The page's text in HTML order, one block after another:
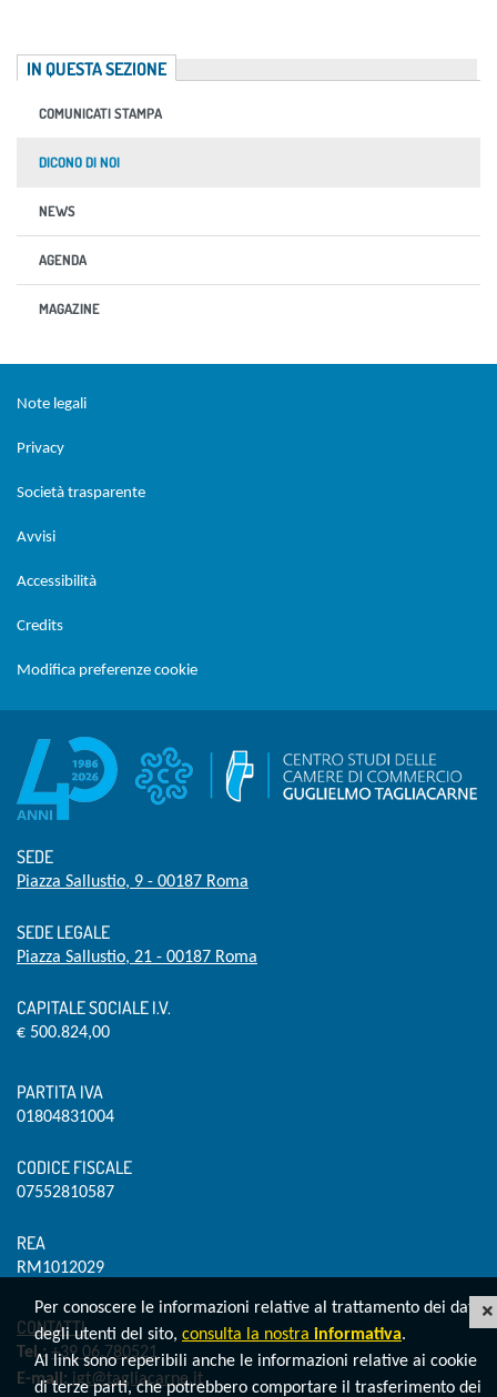
IN QUESTA SEZIONE
COMUNICATI STAMPA
DICONO DI NOI
NEWS
AGENDA
MAGAZINE
Note legali
Privacy
Società trasparente
Avvisi
Accessibilità
Credits
Modifica preferenze cookie
SEDE
Piazza Sallustio, 9 - 00187 Roma
SEDE LEGALE
Piazza Sallustio, 21 - 00187 Roma
CAPITALE SOCIALE I.V.
€ 500.824,00
PARTITA IVA
01804831004
CODICE FISCALE
07552810587
REA
RM1012029
CONTATTI
Tel.: +39 06.780521
E-mail: igt@tagliacarne.it
Per conoscere le informazioni relative al trattamento dei dati
degli utenti del sito, consulta la nostra informativa.
Al link sono reperibili anche le informazioni relative ai cookie
di terze parti, che potrebbero comportare il trasferimento dei